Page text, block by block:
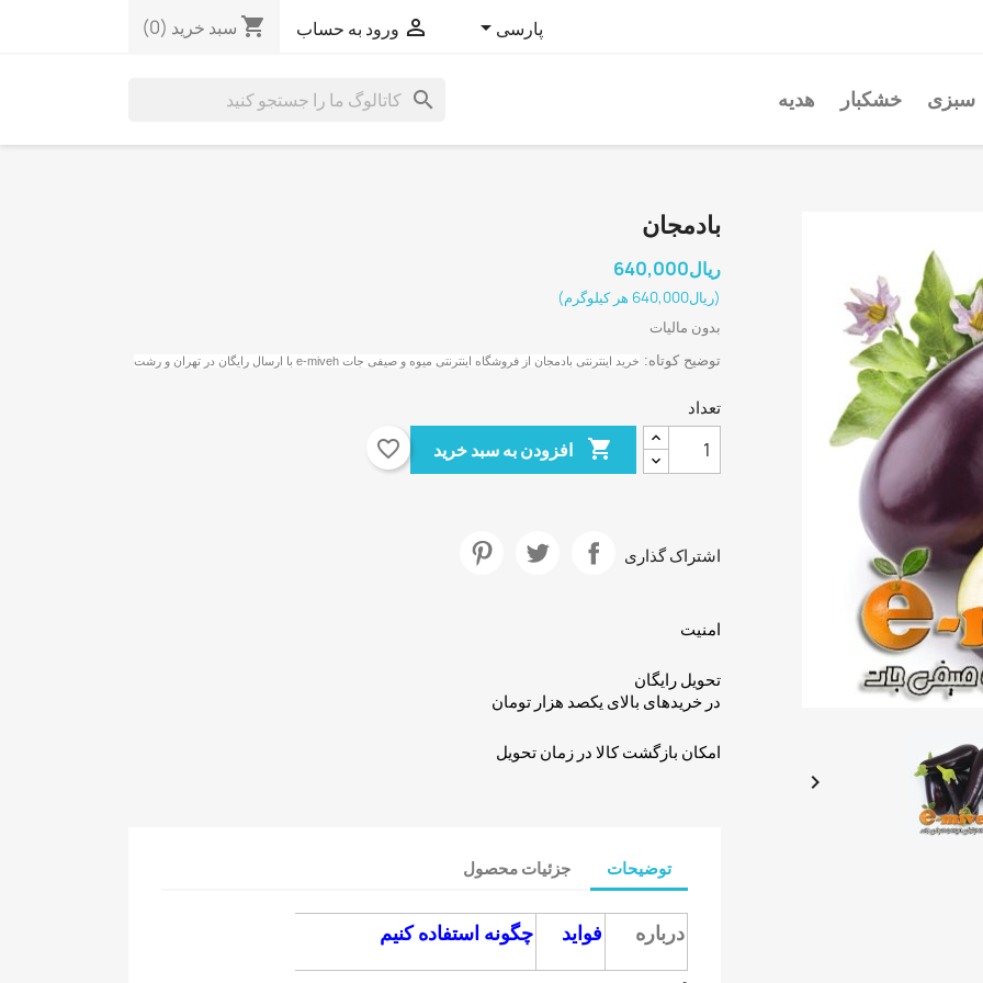
پارسی
 ورود به حساب shopping_cart سبد خرید (0)
سبزی خشکبار هدیه search

بادمجان
(‎ریال640,000 هر کیلوگرم)
بدون مالیات
توضیح کوتاه: خرید اینترنتی بادمجان از فروشگاه اینترنتی میوه و صیفی جات با ارسال رایگان در تهران و رشت
تعداد
 افزودن به سبد خرید favorite_border
اشتراک گذاری
امنیت
تحویل رایگان
در خریدهای بالای یکصد هزار تومان
امکان بازگشت کالا در زمان تحویل
توضیحات جزئیات محصول
درباره فواید چگونه استفاده کنیم